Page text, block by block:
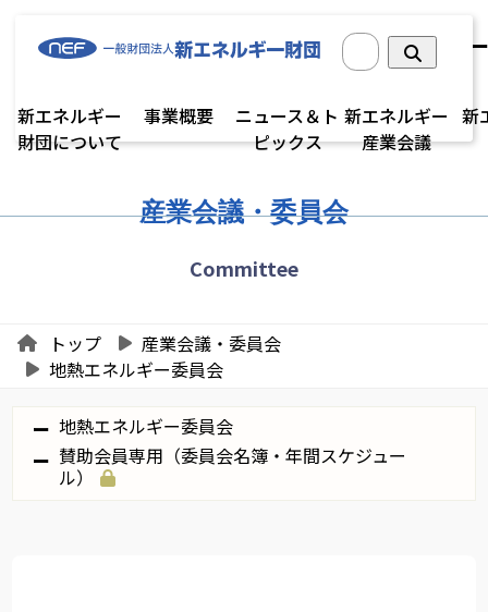
新エネルギー
財団について
事業概要
ニュース＆ト
ピックス
新エネルギー
産業会議
新
産業会議・委員会
Committee
トップ
産業会議・委員会
地熱エネルギー委員会
地熱エネルギー委員会
賛助会員専用（委員会名簿・年間スケジュー
ル）